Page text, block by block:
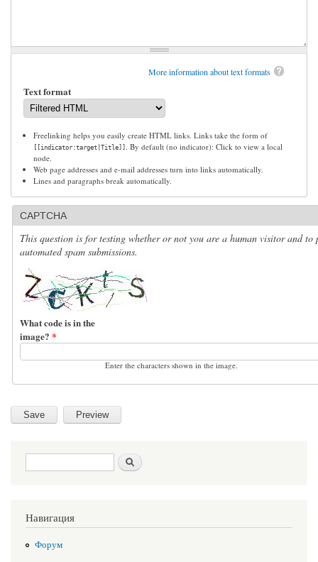
More information about text formats
Text format
Freelinking helps you easily create HTML links. Links take the form of
[[indicator:target|Title]] . By default (no indicator): Click to view a local
node.
Web page addresses and e-mail addresses turn into links automatically.
Lines and paragraphs break automatically.
CAPTCHA
This question is for testing whether or not you are a human visitor and to
automated spam submissions.
What code is in the
image? *
Enter the characters shown in the image.
Search form
Навигация
Форум